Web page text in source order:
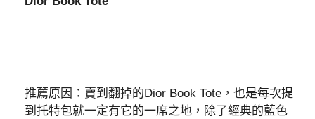
推薦原因：賣到翻掉的Dior Book Tote，也是每次提
到托特包就一定有它的一席之地，除了經典的藍色